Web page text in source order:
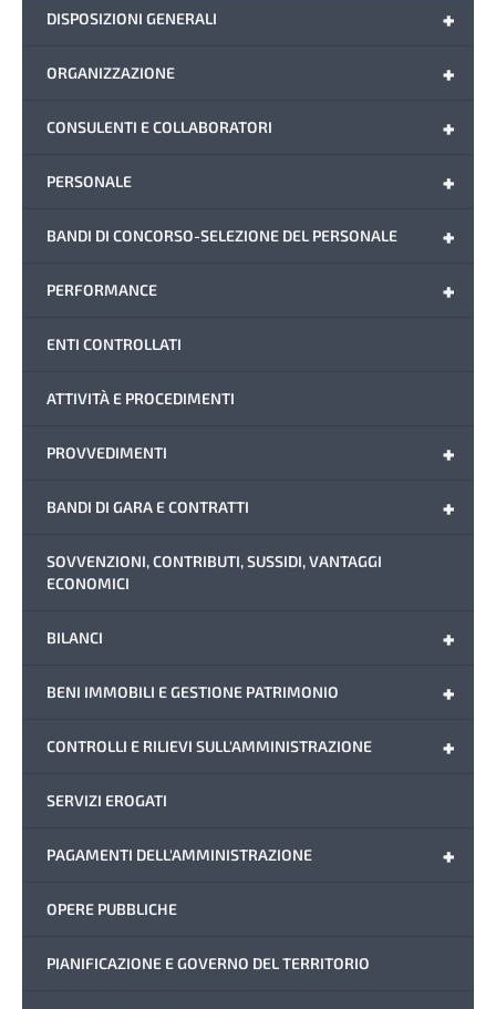
+
DISPOSIZIONI GENERALI
+
ORGANIZZAZIONE
+
CONSULENTI E COLLABORATORI
+
PERSONALE
+
BANDI DI CONCORSO-SELEZIONE DEL PERSONALE
+
PERFORMANCE
ENTI CONTROLLATI
ATTIVITÀ E PROCEDIMENTI
+
PROVVEDIMENTI
+
BANDI DI GARA E CONTRATTI
SOVVENZIONI, CONTRIBUTI, SUSSIDI, VANTAGGI
ECONOMICI
+
BILANCI
+
BENI IMMOBILI E GESTIONE PATRIMONIO
+
CONTROLLI E RILIEVI SULL'AMMINISTRAZIONE
SERVIZI EROGATI
+
PAGAMENTI DELL'AMMINISTRAZIONE
OPERE PUBBLICHE
PIANIFICAZIONE E GOVERNO DEL TERRITORIO